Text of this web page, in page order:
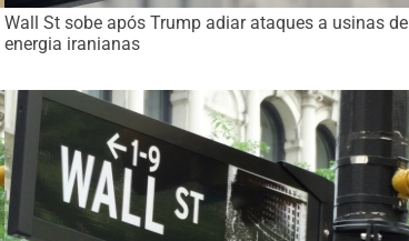
Wall St sobe após Trump adiar ataques a usinas de
energia iranianas